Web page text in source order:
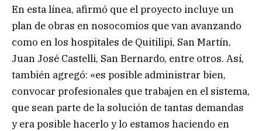
En esta línea, afirmó que el proyecto incluye un
plan de obras en nosocomios que van avanzando
como en los hospitales de Quitilipi, San Martín,
Juan José Castelli, San Bernardo, entre otros. Así,
también agregó: «es posible administrar bien,
convocar profesionales que trabajen en el sistema,
que sean parte de la solución de tantas demandas
y era posible hacerlo y lo estamos haciendo en